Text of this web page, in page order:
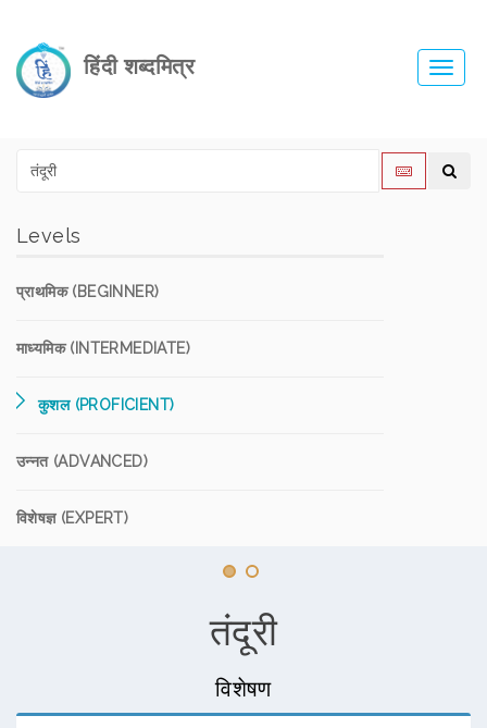
हिंदी शब्दमित्र
Levels
प्राथमिक (BEGINNER)
माध्यमिक (INTERMEDIATE)
कुशल (PROFICIENT)
उन्नत (ADVANCED)
विशेषज्ञ (EXPERT)
तंदूरी
विशेषण